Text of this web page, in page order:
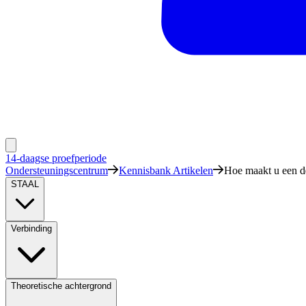
14-daagse proefperiode
Ondersteuningscentrum
Kennisbank Artikelen Hoe maakt u een
STAAL
Verbinding
Theoretische achtergrond